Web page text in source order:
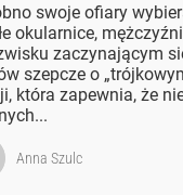
swoje ofiary
okularnice,
zaczynającym
szepcze o
która zapewnia, że
Anna Szulc